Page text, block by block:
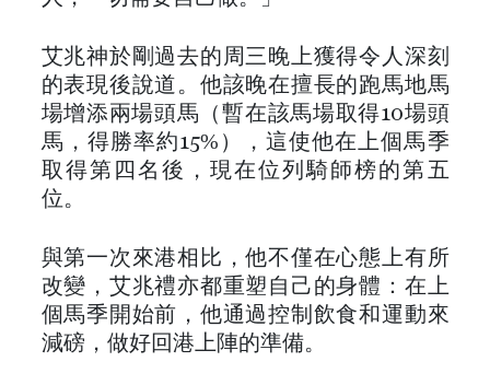
艾兆神於剛過去的周三晚上獲得令人深刻
的表現後說道。他該晚在擅長的跑馬地馬
場增添兩場頭馬（暫在該馬場取得10場頭
馬，得勝率約15%），這使他在上個馬季
取得第四名後，現在位列騎師榜的第五
位。
與第一次來港相比，他不僅在心態上有所
改變，艾兆禮亦都重塑自己的身體：在上
個馬季開始前，他通過控制飲食和運動來
減磅，做好回港上陣的準備。